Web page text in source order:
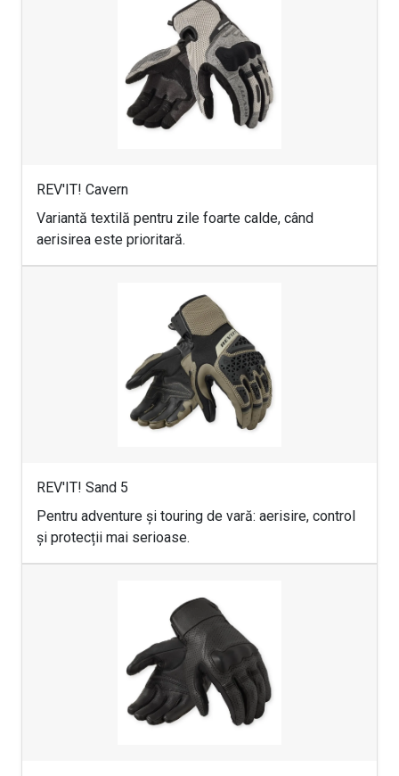
REV'IT! Cavern
Variantă textilă pentru zile foarte calde, când
aerisirea este prioritară.
REV'IT! Sand 5
Pentru adventure și touring de vară: aerisire, control
și protecții mai serioase.